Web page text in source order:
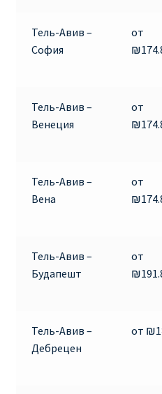
ДЕШЕВЫЕ АВИАБИЛЕТЫ В
ДЕШЕВЫЕ АВИАБИЛЕТЫ В
ДЕШЕВЫЕ АВИАБИЛЕТЫ В
ИНФОРМАЦИЯ ДЛЯ
ЗАДЕРЖКА, ОТМЕНА,
Тель-Авив –
София
от
Тель-Авив –
Венеция
от
Тель-Авив –
Вена
от
Тель-Авив –
Будапешт
от
Тель-Авив –
Дебрецен
от